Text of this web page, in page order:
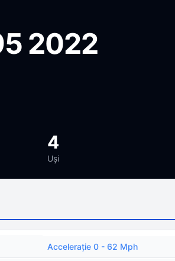
2022
4
Uși
Acceleraţie 0 - 62 Mph